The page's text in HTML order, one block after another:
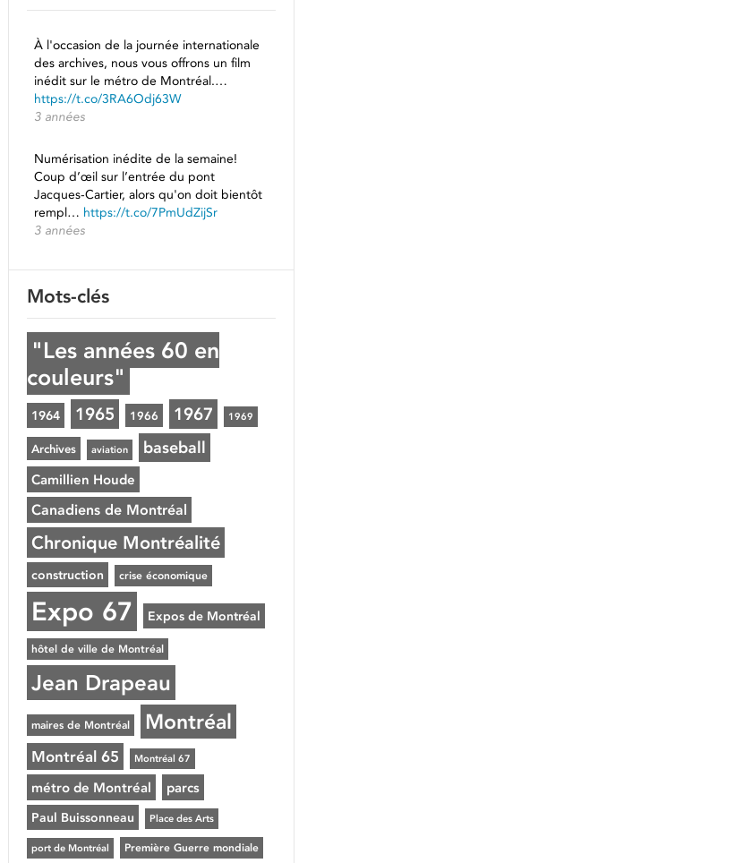
À l'occasion de la journée internationale
des archives, nous vous offrons un film
inédit sur le métro de Montréal.…
https://t.co/3RA6Odj63W
3 années
Numérisation inédite de la semaine!
Coup d’œil sur l’entrée du pont
Jacques-Cartier, alors qu'on doit bientôt
rempl… https://t.co/7PmUdZijSr
3 années
Mots-clés
"Les années 60 en
couleurs"
1964 1965 1966 1967 1969
Archives aviation baseball
Camillien Houde
Canadiens de Montréal
Chronique Montréalité
construction crise économique
Expo 67 Expos de Montréal
hôtel de ville de Montréal
Jean Drapeau
maires de Montréal Montréal
Montréal 65 Montréal 67
métro de Montréal parcs
Paul Buissonneau Place des Arts
port de Montréal Première Guerre mondiale